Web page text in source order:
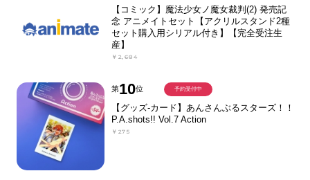
【コミック】魔法少女ノ魔女裁判(2) 発売記
念 アニメイトセット【アクリルスタンド2種
セット購入用シリアル付き】【完全受注生
産】
￥2,684
第10位
【グッズ-カード】あんさんぶるスターズ！！
P.A.shots!! Vol.7 Action
￥275
予約受付中